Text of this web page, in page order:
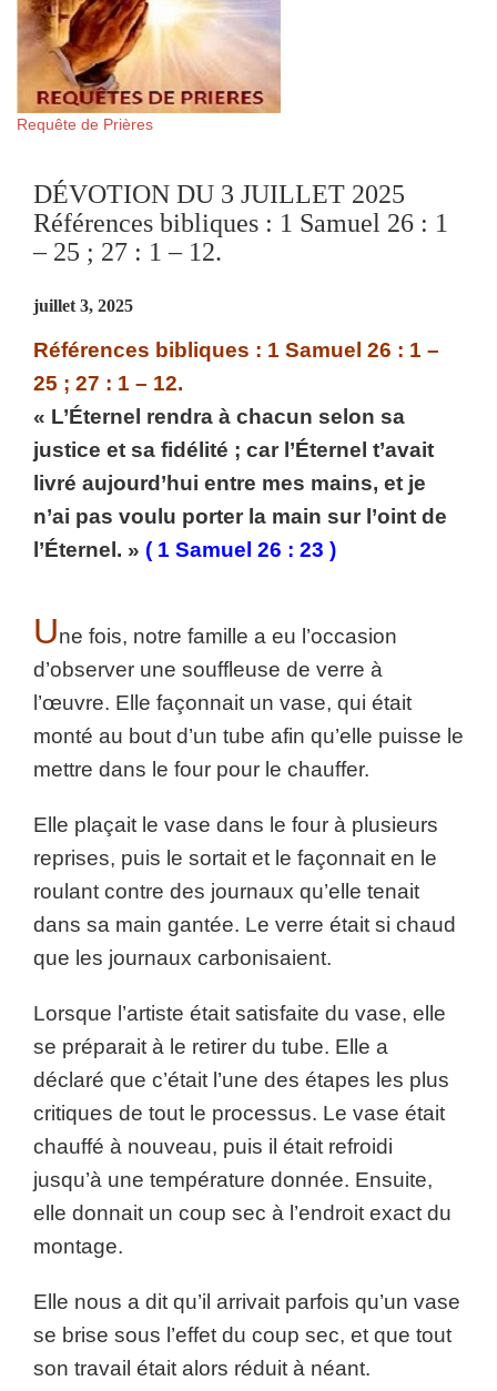
Requête de Prières
DÉVOTION DU 3 JUILLET 2025
Références bibliques : 1 Samuel 26 : 1
– 25 ; 27 : 1 – 12.
juillet 3, 2025
Références bibliques : 1 Samuel 26 : 1 –
25 ; 27 : 1 – 12.
« L’Éternel rendra à chacun selon sa
justice et sa fidélité ; car l’Éternel t’avait
livré aujourd’hui entre mes mains, et je
n’ai pas voulu porter la main sur l’oint de
l’Éternel. » ( 1 Samuel 26 : 23 )
Une fois, notre famille a eu l’occasion
d’observer une souffleuse de verre à
l’œuvre. Elle façonnait un vase, qui était
monté au bout d’un tube afin qu’elle puisse le
mettre dans le four pour le chauffer.
Elle plaçait le vase dans le four à plusieurs
reprises, puis le sortait et le façonnait en le
roulant contre des journaux qu’elle tenait
dans sa main gantée. Le verre était si chaud
que les journaux carbonisaient.
Lorsque l’artiste était satisfaite du vase, elle
se préparait à le retirer du tube. Elle a
déclaré que c’était l’une des étapes les plus
critiques de tout le processus. Le vase était
chauffé à nouveau, puis il était refroidi
jusqu’à une température donnée. Ensuite,
elle donnait un coup sec à l’endroit exact du
montage.
Elle nous a dit qu’il arrivait parfois qu’un vase
se brise sous l’effet du coup sec, et que tout
son travail était alors réduit à néant.